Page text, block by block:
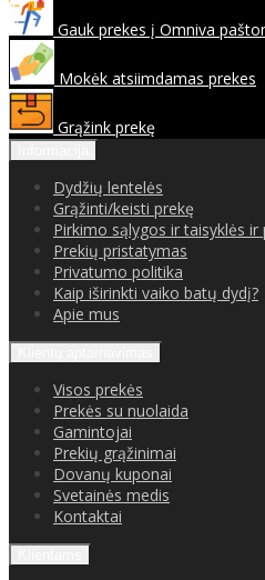
Gauk prekes į Omniva
Mokėk atsiimdamas prekes
Grąžink prekę
Dydžių lentelės
Grąžinti/keisti prekę
Pirkimo sąlygos ir taisyklės
Prekių pristatymas
Privatumo politika
Kaip iširinkti vaiko batų dydį?
Apie mus
Visos prekės
Prekės su nuolaida
Gamintojai
Prekių grąžinimai
Dovanų kuponai
Svetainės medis
Kontaktai